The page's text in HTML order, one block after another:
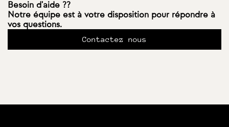
Besoin d'aide ??
Notre équipe est à votre disposition pour répondre à
vos questions.
Contactez nous